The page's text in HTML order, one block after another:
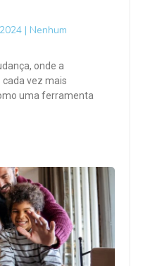
Nenhum
onde a
cada vez mais
uma ferramenta